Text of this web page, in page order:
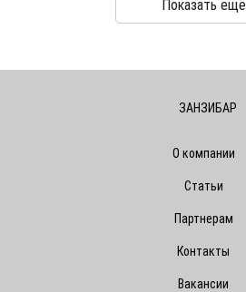
Показать ещё
ЗАНЗИБАР
О компании
Статьи
Партнерам
Контакты
Вакансии